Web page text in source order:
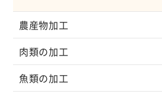
農産物加工
肉類の加工
魚類の加工